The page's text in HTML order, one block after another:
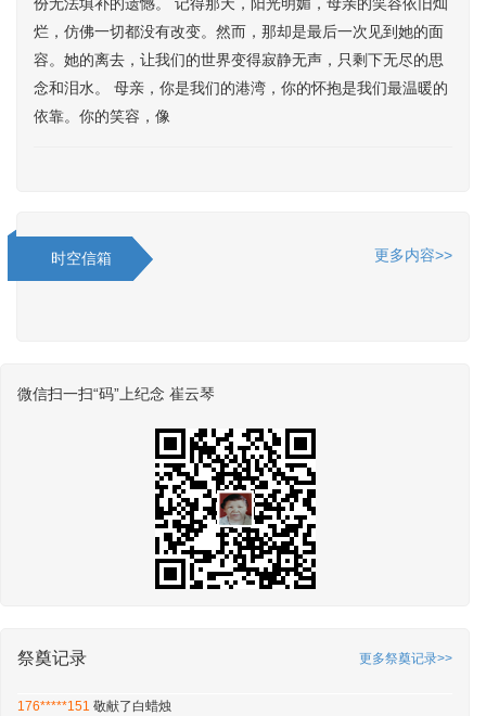
烂，仿佛一切都没有改变。然而，那却是最后一次见到她的面
容。她的离去，让我们的世界变得寂静无声，只剩下无尽的思
念和泪水。 母亲，你是我们的港湾，你的怀抱是我们最温暖的
依靠。你的笑容，像
时空信箱 更多内容>>
微信扫一扫“码”上纪念 崔云琴
祭奠记录 更多祭奠记录>>
176*****151 敬献了白蜡烛